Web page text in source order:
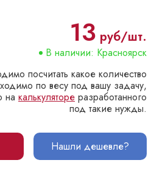
13 руб/шт.
В наличии: Красноярск
посчитать какое количество
по весу под вашу задачу,
на калькуляторе разработанного
под такие нужды.
Нашли дешевле?